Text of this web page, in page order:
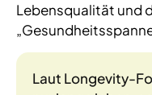
Lebensqualität und
Laut Longevity-